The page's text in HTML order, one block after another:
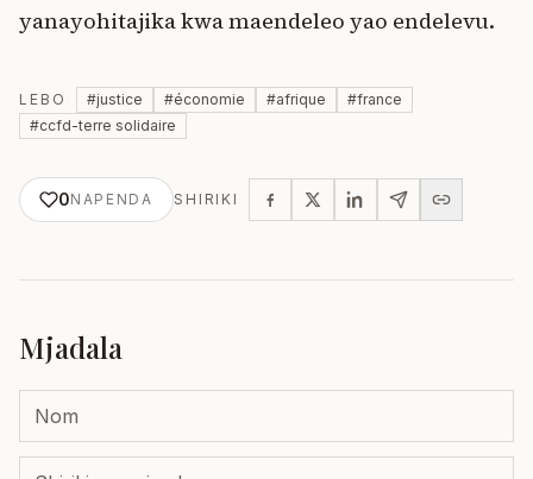
yanayohitajika kwa maendeleo yao endelevu.
LEBO #justice #économie #afrique #france
#ccfd-terre solidaire
0NAPENDA SHIRIKI
Mjadala